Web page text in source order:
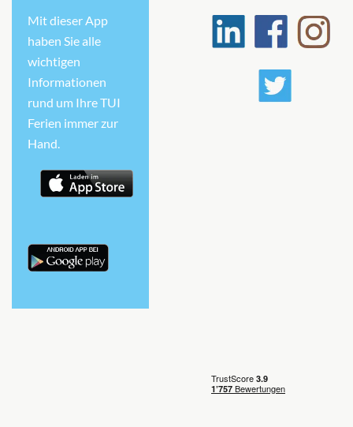
Mit dieser App
haben Sie alle
wichtigen
Informationen
rund um Ihre TUI
Ferien immer zur
Hand.